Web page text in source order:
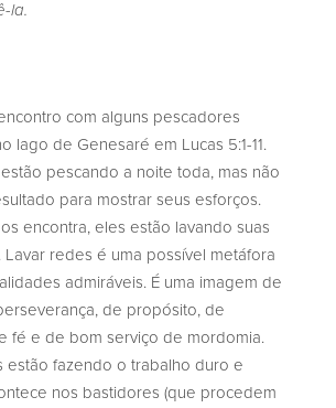
la.
com alguns pescadores
lago de Genesaré em Lucas 5:1-11.
pescando a noite toda, mas não
para mostrar seus esforços.
encontra, eles estão lavando suas
redes é uma possível metáfora
admiráveis. É uma imagem de
de propósito, de
fé e de bom serviço de mordomia.
estão fazendo o trabalho duro e
nos bastidores (que procedem